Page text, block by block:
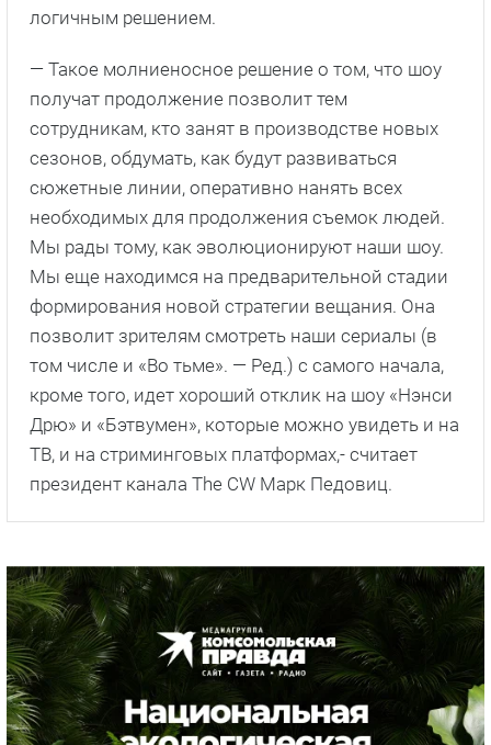
логичным решением.
— Такое молниеносное решение о том, что шоу
получат продолжение позволит тем
сотрудникам, кто занят в производстве новых
сезонов, обдумать, как будут развиваться
сюжетные линии, оперативно нанять всех
необходимых для продолжения съемок людей.
Мы рады тому, как эволюционируют наши шоу.
Мы еще находимся на предварительной стадии
формирования новой стратегии вещания. Она
позволит зрителям смотреть наши сериалы (в
том числе и «Во тьме». — Ред.) с самого начала,
кроме того, идет хороший отклик на шоу «Нэнси
Дрю» и «Бэтвумен», которые можно увидеть и на
ТВ, и на стриминговых платформах,- считает
президент канала The CW Марк Педовиц.